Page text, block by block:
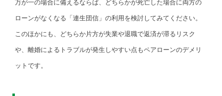
万が一の場合に備えるならば、どちらかが死亡した場合に両方の
ローンがなくなる「連生団信」の利用を検討してみてください。
このほかにも、どちらか片方が失業や退職で返済が滞るリスク
や、離婚によるトラブルが発生しやすい点もペアローンのデメリ
ットです。